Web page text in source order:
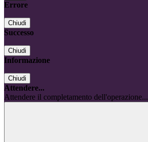
Errore
Chiudi
Successo
Chiudi
Informazione
Chiudi
Attendere...
Attendere il completamento dell'operazione...